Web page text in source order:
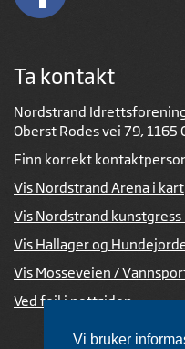
Vi bruker
Ta kontakt
Nordstrand
Oberst Rodes vei 79, 1165
Finn korrekt
Vis Nordstrand Arena i kart
Vis Nordstrand kunstgress
Vis Hallager og
Vis Mosseveien /
Ved feil i nettsiden